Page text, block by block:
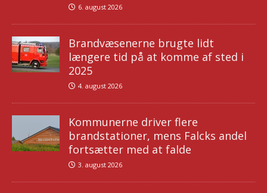
6. august 2026
Brandvæsenerne brugte lidt
længere tid på at komme af sted i
2025
4. august 2026
Kommunerne driver flere
brandstationer, mens Falcks andel
fortsætter med at falde
3. august 2026